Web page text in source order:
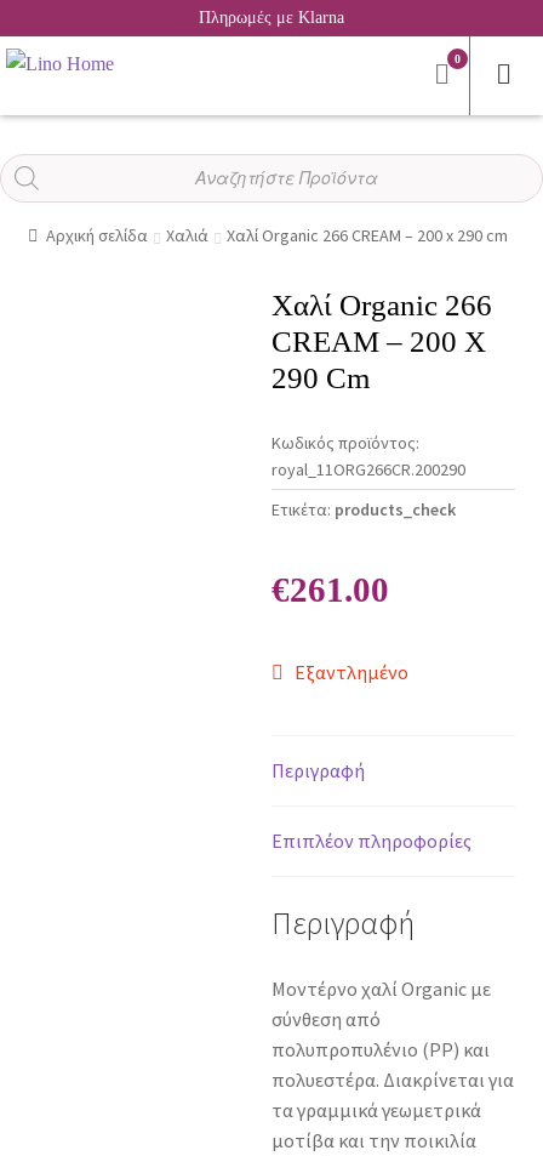
Πληρωμές με Klarna
0
Αναζήτηση
προϊόντων
Αρχική σελίδα Χαλιά Χαλί Organic 266 CREAM – 200 x 290 cm
Χαλί Organic 266
CREAM – 200 X
290 Cm
Κωδικός προϊόντος:
royal_11ORG266CR.200290
Ετικέτα: products_check
€261.00
Εξαντλημένο
Περιγραφή
Επιπλέον πληροφορίες
Περιγραφή
Μοντέρνο χαλί Organic με
σύνθεση από
πολυπροπυλένιο (PP) και
πολυεστέρα. Διακρίνεται για
τα γραμμικά γεωμετρικά
μοτίβα και την ποικιλία